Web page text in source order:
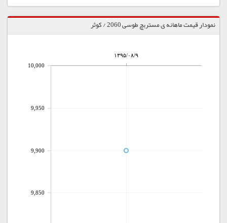
نمودار قیمت ماهانه ی مستربچ طوسی 2060 / کوثر
۱۳۹۵/۰۸/۹
9,850
9,900
9,950
10,000